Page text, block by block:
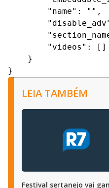
        "name": "",
        "videos": []
    }
}
LEIA TAMBÉM
Festival sertanejo vai